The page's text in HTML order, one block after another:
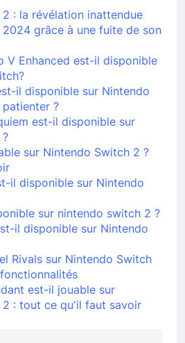
: la révélation inattendue
grâce à une fuite de son
V Enhanced est-il disponible
il disponible sur Nintendo
?
est-il disponible sur
sur Nintendo Switch 2 ?
il disponible sur Nintendo
sur nintendo switch 2 ?
il disponible sur Nintendo
Rivals sur Nintendo Switch
est-il jouable sur
: tout ce qu'il faut savoir